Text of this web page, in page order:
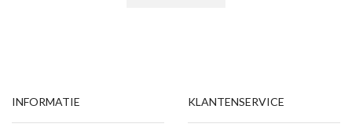
INFORMATIE KLANTENSERVICE